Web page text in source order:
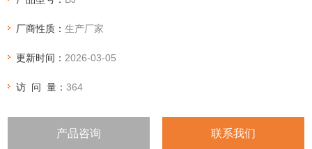
厂商性质：生产厂家
更新时间： 2026-03-05
访 问 量：364
产品咨询 联系我们